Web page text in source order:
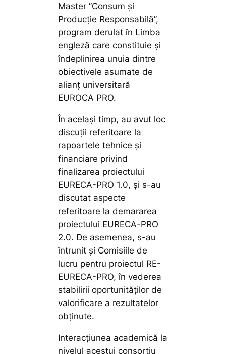
Master ”Consum și
Producție Responsabilă”,
program derulat în Limba
engleză care constituie și
îndeplinirea unuia dintre
obiectivele asumate de
alianț universitară
EUROCA PRO.
În același timp, au avut loc
discuții referitoare la
rapoartele tehnice și
financiare privind
finalizarea proiectului
EURECA-PRO 1.0, și s-au
discutat aspecte
referitoare la demararea
proiectului EURECA-PRO
2.0. De asemenea, s-au
întrunit și Comisiile de
lucru pentru proiectul RE-
EURECA-PRO, în vederea
stabilirii oportunităților de
valorificare a rezultatelor
obținute.
Interacțiunea academică la
nivelul acestui consorțiu